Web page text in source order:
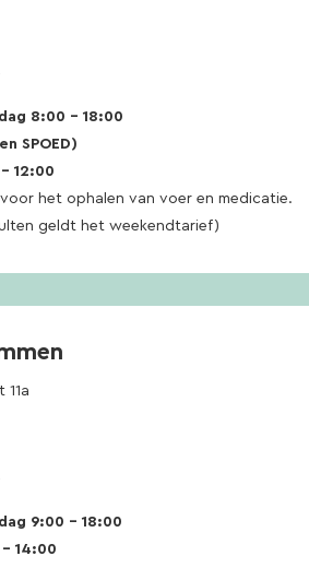
8:00 – 18:00
SPOED)
12:00
het ophalen van voer en medicatie.
geldt het weekendtarief)
9:00 – 18:00
14:00